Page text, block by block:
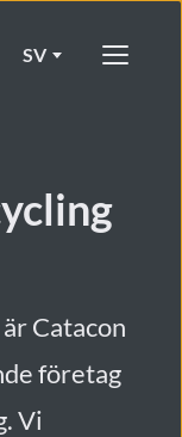
SV
Catacon
företag
Vi